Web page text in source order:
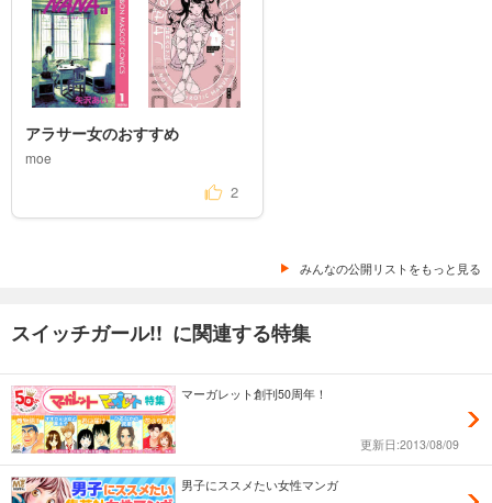
アラサー女のおすすめ
moe
2
みんなの公開リストをもっと見る
スイッチガール!! に関連する特集
マーガレット創刊50周年！
更新日:2013/08/09
男子にススメたい女性マンガ